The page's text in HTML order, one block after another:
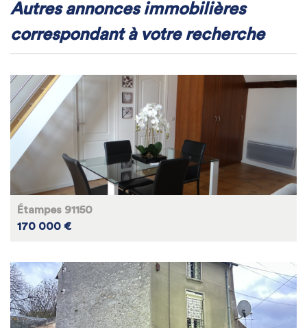
autres annonces immobilières
correspondant à votre recherche
Étampes 91150
170 000 €